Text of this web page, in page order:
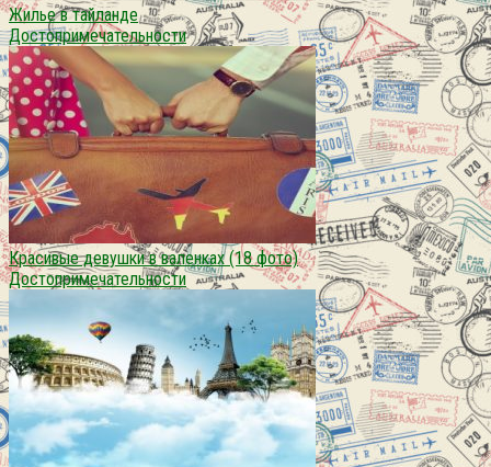
Жилье в тайланде
Достопримечательности
Красивые девушки в валенках (18 фото)
Достопримечательности